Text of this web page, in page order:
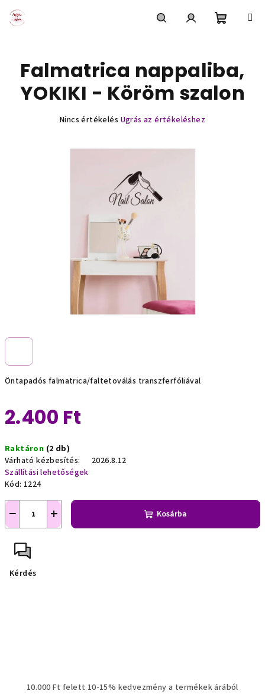
Öntapadós falmatrica/faltetoválás transzferfóliával
2.400 Ft
Raktáron (2 db)
Várható kézbesítés:
2026.8.12
Szállítási lehetőségek
Kód: 1224
+
− Kosárba
Kérdés
Falmatrica nappaliba,
YOKIKI - Köröm szalon
A
Nincs értékelés Ugrás az értékeléshez
10.000 Ft felett 10-15% kedvezmény a termékek árából